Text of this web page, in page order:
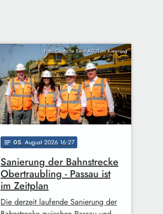
Foto: Deutsche Bahn AG/Tom Kiewning
notes 05. August 2026 16:27
Sanierung der Bahnstrecke
Obertraubling - Passau ist
im Zeitplan
Die derzeit laufende Sanierung der